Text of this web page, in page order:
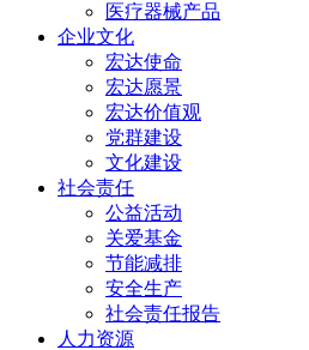
医疗器械产品
企业文化
宏达使命
宏达愿景
宏达价值观
党群建设
文化建设
社会责任
公益活动
关爱基金
节能减排
安全生产
社会责任报告
人力资源